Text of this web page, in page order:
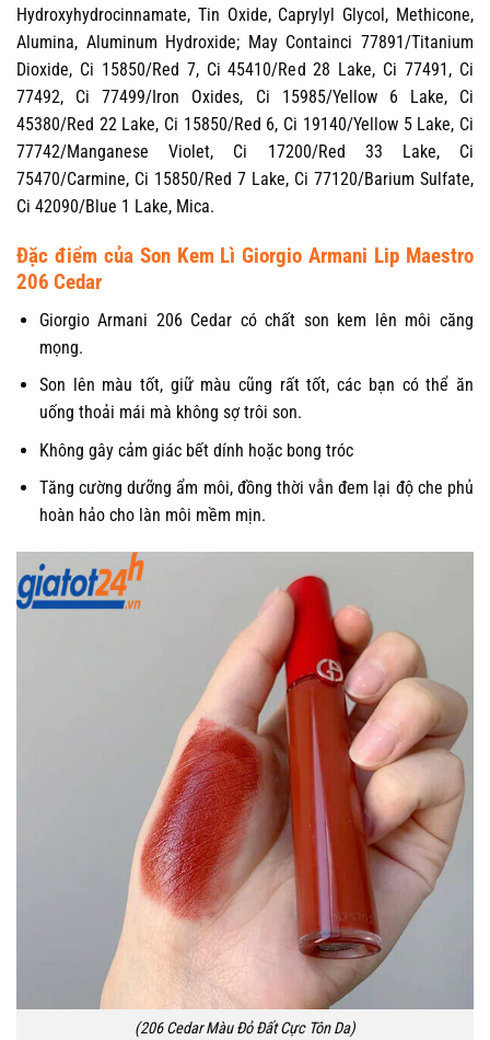
Hydroxyhydrocinnamate, Tin Oxide, Caprylyl Glycol, Methicone,
Alumina, Aluminum Hydroxide; May Containci 77891/Titanium
Dioxide, Ci 15850/Red 7, Ci 45410/Red 28 Lake, Ci 77491, Ci
77492, Ci 77499/Iron Oxides, Ci 15985/Yellow 6 Lake, Ci
45380/Red 22 Lake, Ci 15850/Red 6, Ci 19140/Yellow 5 Lake, Ci
77742/Manganese Violet, Ci 17200/Red 33 Lake, Ci
75470/Carmine, Ci 15850/Red 7 Lake, Ci 77120/Barium Sulfate,
Ci 42090/Blue 1 Lake, Mica.
Đặc điểm của Son Kem Lì Giorgio Armani Lip Maestro
206 Cedar
Giorgio Armani 206 Cedar có chất son kem lên môi căng
mọng.
Son lên màu tốt, giữ màu cũng rất tốt, các bạn có thể ăn
uống thoải mái mà không sợ trôi son.
Không gây cảm giác bết dính hoặc bong tróc
Tăng cường dưỡng ẩm môi, đồng thời vẫn đem lại độ che phủ
hoàn hảo cho làn môi mềm mịn.
(206 Cedar Màu Đỏ Đất Cực Tôn Da)